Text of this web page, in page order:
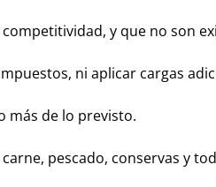
y que no son
ni aplicar cargas
más de lo previsto.
pescado, conservas y